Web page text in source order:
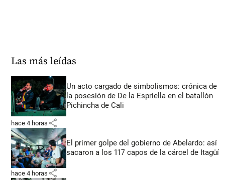
Las más leídas
Un acto cargado de simbolismos: crónica de
la posesión de De la Espriella en el batallón
Pichincha de Cali
hace 4 horas share
El primer golpe del gobierno de Abelardo: así
sacaron a los 117 capos de la cárcel de Itagüí
hace 4 horas share